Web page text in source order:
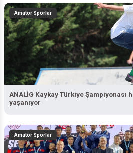
Amatör Sporlar
ANALİG Kaykay Türkiye Şampiyonası
yaşanıyor
Amatör Sporlar